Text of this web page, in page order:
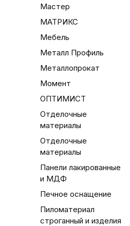
Мастер
МАТРИКС
Мебель
Металл Профиль
Металлопрокат
Момент
ОПТИМИСТ
Отделочные
материалы
Отделочные
материалы
Панели лакированные
и МДФ
Печное оснащение
Пиломатериал
строганный и изделия